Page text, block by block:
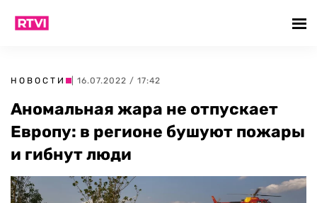
НОВОСТИ | 16.07.2022 / 17:42
Аномальная жара не отпускает
Европу: в регионе бушуют пожары
и гибнут люди